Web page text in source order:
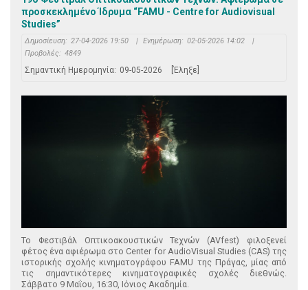
προσκεκλημένο Ίδρυμα “FAMU - Centre for Audiovisual
Studies”
Δημοσίευση: 27-04-2026 19:50 | Ενημέρωση: 02-05-2026 14:02
|
Προβολές: 4849
Σημαντική Ημερομηνία: 09-05-2026 [Έληξε]
Το Φεστιβάλ Οπτικοακουστικών Τεχνών (AVfest) φιλοξενεί
φέτος ένα αφιέρωμα στο Center for AudioVisual Studies (CAS) της
ιστορικής σχολής κινηματογράφου FAMU της Πράγας, μίας από
τις σημαντικότερες κινηματογραφικές σχολές διεθνώς.
Σάββατο 9 Μαΐου, 16:30, Ιόνιος Ακαδημία.